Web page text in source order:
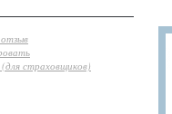
страховщиков)